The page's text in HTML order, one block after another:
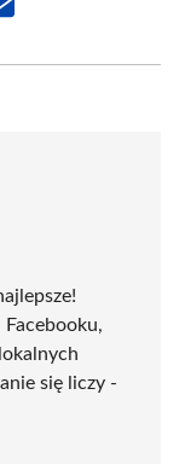
Facebooku,
się liczy -